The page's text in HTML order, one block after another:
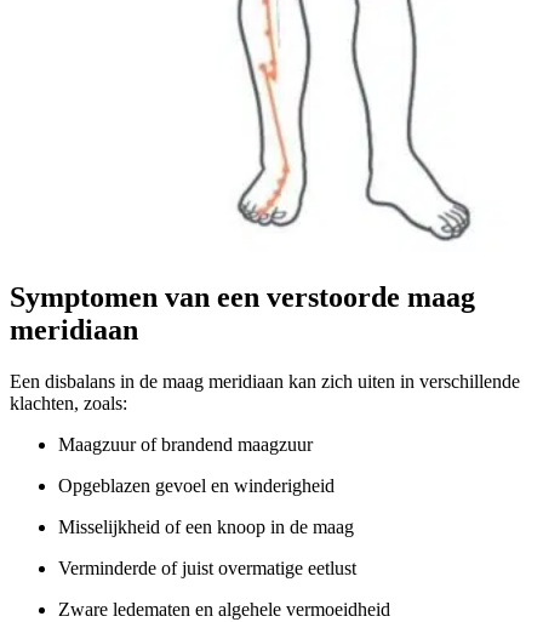
Symptomen van een verstoorde maag
meridiaan
Een disbalans in de maag meridiaan kan zich uiten in verschillende
klachten, zoals:
Maagzuur of brandend maagzuur
Opgeblazen gevoel en winderigheid
Misselijkheid of een knoop in de maag
Verminderde of juist overmatige eetlust
Zware ledematen en algehele vermoeidheid